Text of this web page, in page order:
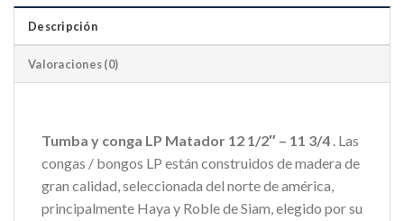
Descripción
Valoraciones (0)
Tumba y conga LP Matador 12 1/2″ – 11 3/4 . Las
congas / bongos LP están construidos de madera de
gran calidad, seleccionada del norte de américa,
principalmente Haya y Roble de Siam, elegido por su